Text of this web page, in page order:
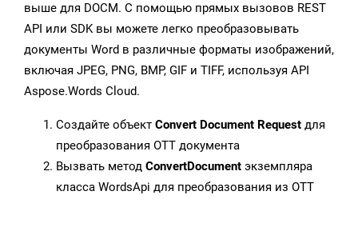
выше для DOCM. С помощью прямых вызовов REST
API или SDK вы можете легко преобразовывать
документы Word в различные форматы изображений,
включая JPEG, PNG, BMP, GIF и TIFF, используя API
Aspose.Words Cloud.
Создайте объект Convert Document Request для
преобразования OTT документа
Вызвать метод ConvertDocument экземпляра
класса WordsApi для преобразования из OTT